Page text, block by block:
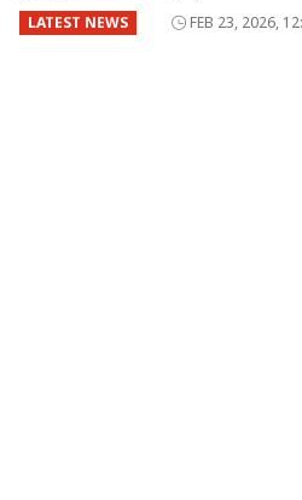
LATEST NEWS FEB 23, 2026,